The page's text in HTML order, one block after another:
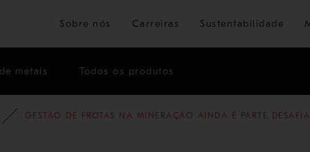
Ir para o conteúdo principal
Sobre nós Carreiras Sustentabilidade
metais Todos os produtos
BLOG - MINERAÇÃO E REFINO DE METAIS
GESTÃO DE FROTAS NA MINERAÇÃO AINDA É PARTE